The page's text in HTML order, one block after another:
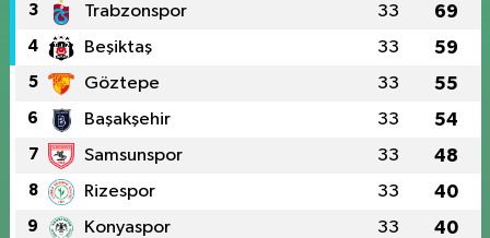
3 Trabzonspor 33 69
4 Beşiktaş 33 59
5 Göztepe 33 55
6 Başakşehir 33 54
7 Samsunspor 33 48
8 Rizespor 33 40
9 Konyaspor 33 40